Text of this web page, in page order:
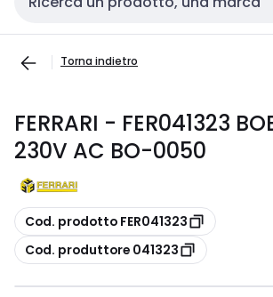
Cerca input
Torna indietro
FERRARI - FER041323
230V AC BO-0050
copia
Cod. prodotto FER041323
copia
Cod. produttore 041323